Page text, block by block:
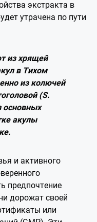
экстракта в
утрачена по пути
из хрящей
в Тихом
из колючей
(S.
основных
акулы
и активного
предпочтение
дорожат своей
или